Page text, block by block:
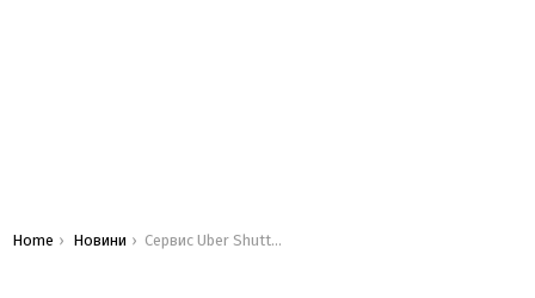
You are here:
Home Новини Сервис Uber Shuttle в Киеве может оказаться вне закона: запуск запланирован на 14 мая